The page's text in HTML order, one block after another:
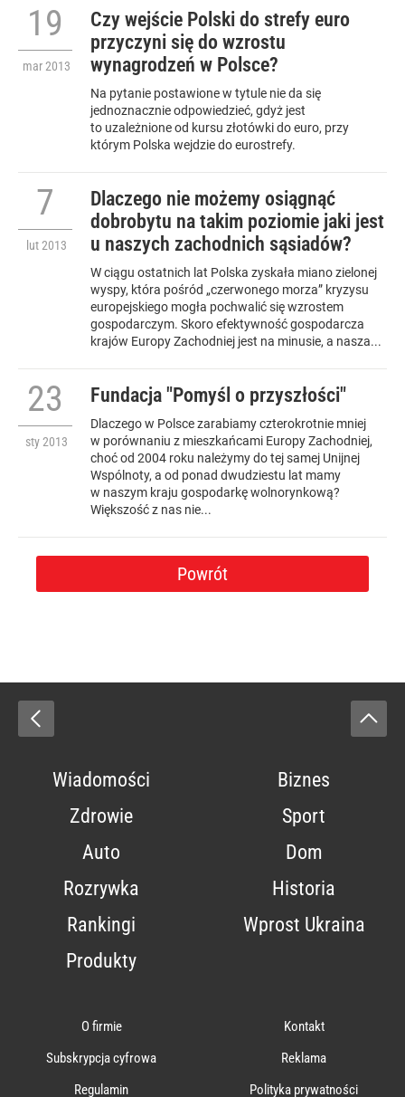
Czy wejście Polski do strefy euro
przyczyni się do wzrostu
wynagrodzeń w Polsce?
19
mar2013
Na pytanie postawione w tytule nie da się
jednoznacznie odpowiedzieć, gdyż jest
to uzależnione od kursu złotówki do euro, przy
którym Polska wejdzie do eurostrefy.
Dlaczego nie możemy osiągnąć
dobrobytu na takim poziomie jaki jest
u naszych zachodnich sąsiadów?
7
lut2013
W ciągu ostatnich lat Polska zyskała miano zielonej
wyspy, która pośród „czerwonego morza” kryzysu
europejskiego mogła pochwalić się wzrostem
gospodarczym. Skoro efektywność gospodarcza
krajów Europy Zachodniej jest na minusie, a nasza...
Fundacja "Pomyśl o przyszłości"
23
sty2013
Dlaczego w Polsce zarabiamy czterokrotnie mniej
w porównaniu z mieszkańcami Europy Zachodniej,
choć od 2004 roku należymy do tej samej Unijnej
Wspólnoty, a od ponad dwudziestu lat mamy
w naszym kraju gospodarkę wolnorynkową?
Większość z nas nie...
Powrót
Wiadomości
Biznes
Zdrowie
Sport
Auto
Dom
Rozrywka
Historia
Rankingi
Wprost Ukraina
Produkty
O firmie
Kontakt
Subskrypcja cyfrowa
Reklama
Regulamin
Polityka prywatności